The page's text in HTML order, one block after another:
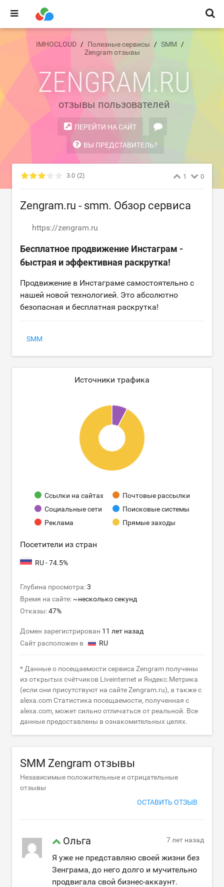
IMHOCLOUD Полезные сервисы
SMM
Zengram отзывы
ZENGRAM.RU
отзывы пользователей
ПЕРЕЙТИ НА САЙТ
ВЫ ПРЕДСТАВИТЕЛЬ?
3.0 (2) 1 0
Zengram.ru - smm. Обзор сервиса
https://zengram.ru
Бесплатное продвижение Инстаграм -
быстрая и эффективная раскрутка!
Продвижение в Инстаграме самостоятельно с
нашей новой технологией. Это абсолютно
безопасная и бесплатная раскрутка!
SMM
Источники трафика
Ссылки на сайтах
Почтовые рассылки
Социальные сети
Поисковые системы
Реклама
Прямые заходы
Посетители из стран
RU - 74.5%
Глубина просмотра:3
Время на сайте: ~несколько секунд
Отказы:47%
Домен зарегистрирован 11 лет назад
Сайт расположен в
RU
* Данные о посещаемости сервиса Zengram получены
из открытых счётчиков Liveinternet и Яндекс.Метрика
(если они присутствуют на сайте Zengram.ru), а также с
alexa.com Статистика посещаемости, полученная с
alexa.com, может сильно отличаться от реальной. Все
данные предоставлены в ознакомительных целях.
SMM Zengram отзывы
Независимые положительные и отрицательные
отзывы
ОСТАВИТЬ ОТЗЫВ
Ольга 7 лет назад
Я уже не представляю своей жизни без
Зенграма, до него долго и мучительно
продвигала свой бизнес-аккаунт.